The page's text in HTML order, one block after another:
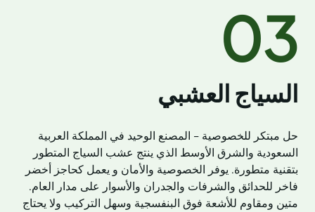
03
السياج العشبي
حل مبتكر للخصوصية - المصنع الوحيد في المملكة العربية
السعودية والشرق الأوسط الذي ينتج عشب السياج المتطور
بتقنية متطورة. يوفر الخصوصية والأمان و يعمل كحاجز أخضر
فاخر للحدائق والشرفات والجدران والأسوار على مدار العام.
متين ومقاوم للأشعة فوق البنفسجية وسهل التركيب ولا يحتاج